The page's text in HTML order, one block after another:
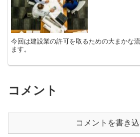
今回は建設業の許可を取るための大まかな
ます。
コメント
コメントを書き